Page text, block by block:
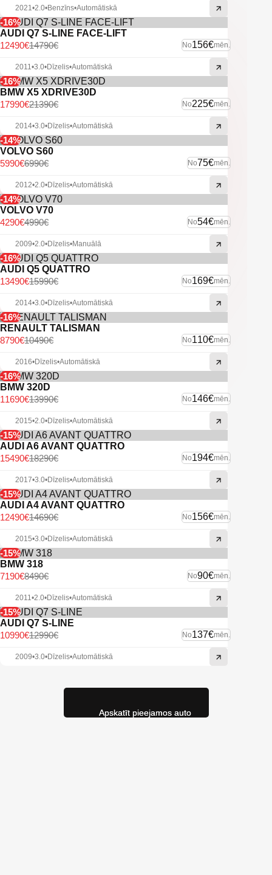
2021•2.0•Benzīns•Automātiskā
-16%
AUDI Q7 S-LINE FACE-LIFT
No156€mēn.
14790€
12490€
2011•3.0•Dīzelis•Automātiskā
-16%
BMW X5 XDRIVE30D
No225€mēn.
21390€
17990€
2014•3.0•Dīzelis•Automātiskā
-14%
VOLVO S60
No75€mēn.
6990€
5990€
2012•2.0•Dīzelis•Automātiskā
-14%
VOLVO V70
No54€mēn.
4990€
4290€
2009•2.0•Dīzelis•Manuālā
-16%
AUDI Q5 QUATTRO
No169€mēn.
15990€
13490€
2014•3.0•Dīzelis•Automātiskā
-16%
RENAULT TALISMAN
No110€mēn.
10490€
8790€
2016•Dīzelis•Automātiskā
-16%
BMW 320D
No146€mēn.
13990€
11690€
2015•2.0•Dīzelis•Automātiskā
-15%
AUDI A6 AVANT QUATTRO
No194€mēn.
18290€
15490€
2017•3.0•Dīzelis•Automātiskā
-15%
AUDI A4 AVANT QUATTRO
No156€mēn.
14690€
12490€
2015•3.0•Dīzelis•Automātiskā
-15%
BMW 318
No90€mēn.
8490€
7190€
2011•2.0•Dīzelis•Automātiskā
-15%
AUDI Q7 S-LINE
No137€mēn.
12990€
10990€
2009•3.0•Dīzelis•Automātiskā